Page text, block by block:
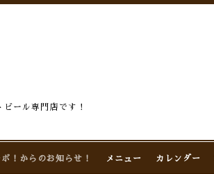
ール専門店です！
ボ！からのお知らせ！ メニュー カレンダー